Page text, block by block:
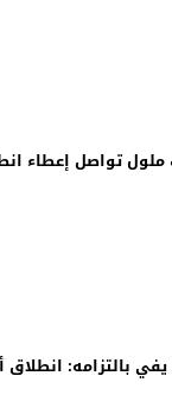
ملول تواصل إعطاء
يفي بالتزامه: